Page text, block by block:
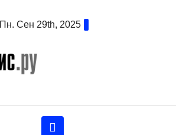
Пн. Сен 29th, 2025